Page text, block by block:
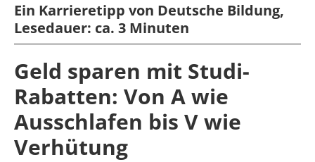
Ein Karrieretipp von Deutsche Bildung,
Lesedauer: ca. 3 Minuten
Geld sparen mit Studi-
Rabatten: Von A wie
Ausschlafen bis V wie
Verhütung